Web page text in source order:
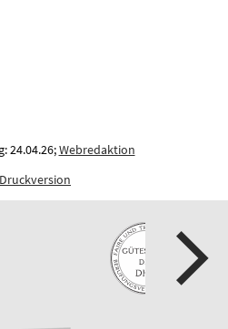
24.04.26;Webredaktion
Druckversion